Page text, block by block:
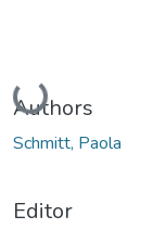
Cargando...
Authors
Schmitt, Paola
Editor